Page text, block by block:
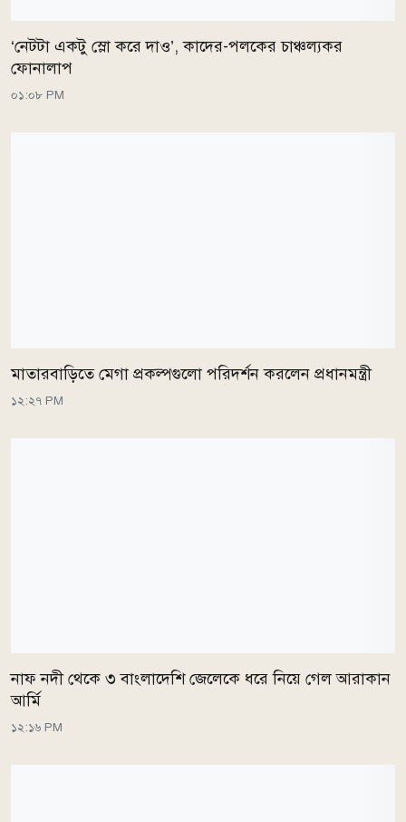
‘নেটটা একটু স্লো করে দাও’, কাদের-পলকের চাঞ্চল্যকর
ফোনালাপ
০১:০৮ PM
মাতারবাড়িতে মেগা প্রকল্পগুলো পরিদর্শন করলেন প্রধানমন্ত্রী
১২:২৭ PM
নাফ নদী থেকে ৩ বাংলাদেশি জেলেকে ধরে নিয়ে গেল আরাকান
আর্মি
১২:১৬ PM